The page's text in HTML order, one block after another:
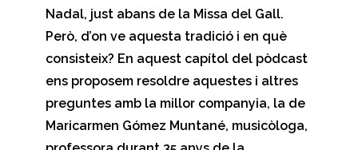
Nadal, just abans de la Missa del Gall.
Però, d’on ve aquesta tradició i en què
consisteix? En aquest capítol del pòdcast
ens proposem resoldre aquestes i altres
preguntes amb la millor companyia, la de
Maricarmen Gómez Muntané, musicòloga,